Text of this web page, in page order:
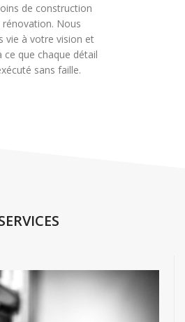
de construction
rénovation. Nous
vie à votre vision et
ce que chaque détail
sans faille.